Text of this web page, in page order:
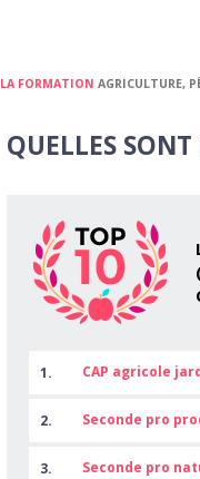
LA FORMATION AGRICULTURE,
QUELLES
1. CAP agricole
2. Seconde pro
3. Seconde pro